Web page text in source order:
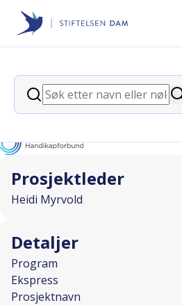
Stiftelsen Dam
Søk
back
Instruktør til
Prosjektleder
Heidi Myrvold
Detaljer
Program
Ekspress
Prosjektnavn